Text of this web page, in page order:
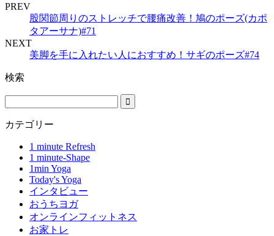
PREV
股関節周りのストレッチで腰痛改善！鳩のポーズ(カポ
タアーサナ)#71
NEXT
美脚を手に入れたい人におすすめ！サギのポーズ#74
検索
カテゴリー
1 minute Refresh
1 minute-Shape
1min Yoga
Today's Yoga
インタビュー
おうちヨガ
オンラインフィットネス
お家トレ